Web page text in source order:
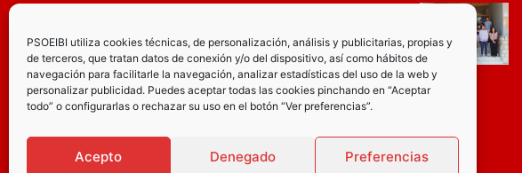
PSOEIBI utiliza cookies técnicas, de personalización, análisis y publicitarias, propias y
de terceros, que tratan datos de conexión y/o del dispositivo, así como hábitos de
navegación para facilitarle la navegación, analizar estadísticas del uso de la web y
personalizar publicidad. Puedes aceptar todas las cookies pinchando en “Aceptar
todo” o configurarlas o rechazar su uso en el botón “Ver preferencias”.
Acepto Denegado Preferencias
GRUPO MUNICIPAL SOCIALISTA DE IBI C/
LES ERES, 48 – 3º - DESPACHO PSOE
PARTIDO SOCIALISTA DE IBI AV.
JOAQUÍN VILANOVA, 8 - BAJO